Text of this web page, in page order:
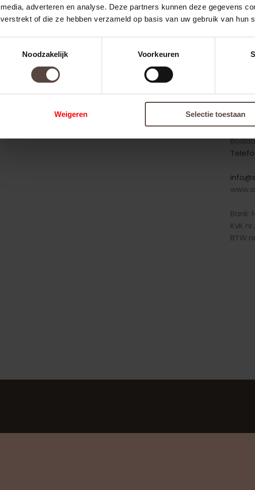
media, adverteren en analyse. Deze partners kunnen deze gegevens
verstrekt of die ze hebben verzameld op basis van uw gebruik van hun
Noodzakelijk
Voorkeuren
Weigeren Selectie toestaan
Bank:
KvK
BTW